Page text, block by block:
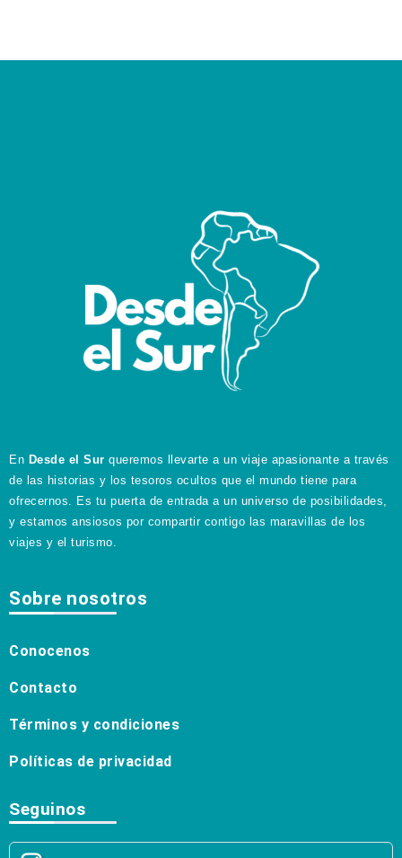
En Desde el Sur queremos llevarte a un viaje apasionante a través
de las historias y los tesoros ocultos que el mundo tiene para
ofrecernos. Es tu puerta de entrada a un universo de posibilidades,
y estamos ansiosos por compartir contigo las maravillas de los
viajes y el turismo.
Sobre nosotros
Conocenos
Contacto
Términos y condiciones
Políticas de privacidad
Seguinos